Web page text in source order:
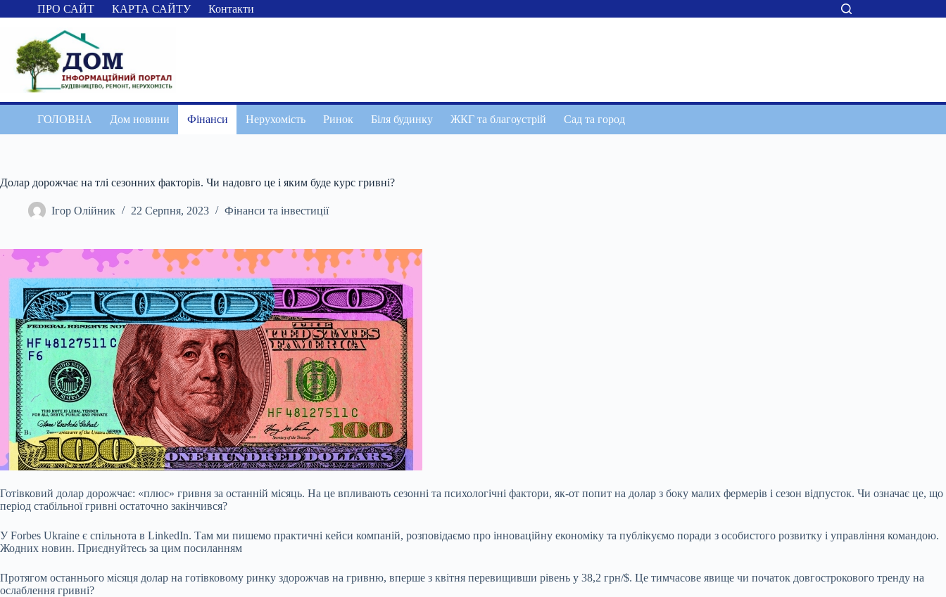
Перейти
до
ПРО САЙТ КАРТА САЙТУ Контакти
ГОЛОВНА Дом новини Фінанси Нерухомість Ринок Біля будинку ЖКГ та благоустрій Сад та город
Долар дорожчає на тлі сезонних факторів. Чи надовго це і яким буде курс гривні?
Ігор Олійник 22 Серпня, 2023 Фінанси та інвестиції
Готівковий долар дорожчає: «плюс» гривня за останній місяць. На це впливають сезонні та психологічні фактори, як-от попит на долар з боку малих фермерів і сезон відпусток. Чи означає це, що
період стабільної гривні остаточно закінчився?
У Forbes Ukraine є спільнота в LinkedIn. Там ми пишемо практичні кейси компаній, розповідаємо про інноваційну економіку та публікуємо поради з особистого розвитку і управління командою.
Жодних новин. Приєднуйтесь за цим посиланням
Протягом останнього місяця долар на готівковому ринку здорожчав на гривню, вперше з квітня перевищивши рівень у 38,2 грн/$. Це тимчасове явище чи початок довгострокового тренду на
ослаблення гривні?